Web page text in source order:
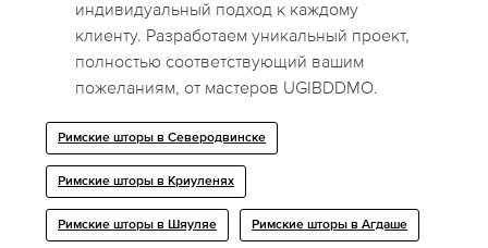
индивидуальный подход к каждому
клиенту. Разработаем уникальный проект,
полностью соответствующий вашим
пожеланиям, от мастеров UGIBDDMO.
Римские шторы в Северодвинске
Римские шторы в Криуленях
Римские шторы в Шяуляе Римские шторы в Агдаше